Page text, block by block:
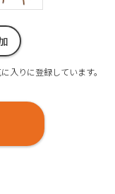
入りに登録しています。